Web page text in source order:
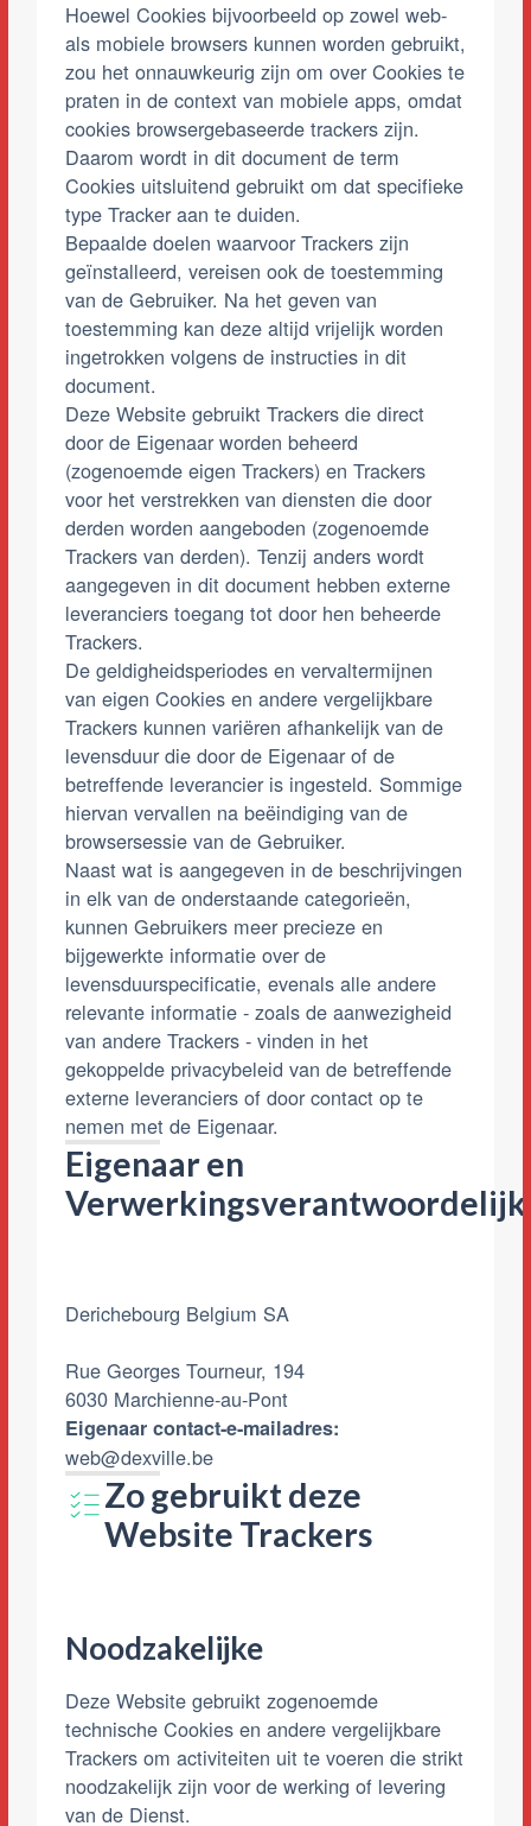
Hoewel Cookies bijvoorbeeld op zowel web-
als mobiele browsers kunnen worden gebruikt,
zou het onnauwkeurig zijn om over Cookies te
praten in de context van mobiele apps, omdat
cookies browsergebaseerde trackers zijn.
Daarom wordt in dit document de term
Cookies uitsluitend gebruikt om dat specifieke
type Tracker aan te duiden.
Bepaalde doelen waarvoor Trackers zijn
geïnstalleerd, vereisen ook de toestemming
van de Gebruiker. Na het geven van
toestemming kan deze altijd vrijelijk worden
ingetrokken volgens de instructies in dit
document.
Deze Website gebruikt Trackers die direct
door de Eigenaar worden beheerd
(zogenoemde eigen Trackers) en Trackers
voor het verstrekken van diensten die door
derden worden aangeboden (zogenoemde
Trackers van derden). Tenzij anders wordt
aangegeven in dit document hebben externe
leveranciers toegang tot door hen beheerde
Trackers.
De geldigheidsperiodes en vervaltermijnen
van eigen Cookies en andere vergelijkbare
Trackers kunnen variëren afhankelijk van de
levensduur die door de Eigenaar of de
betreffende leverancier is ingesteld. Sommige
hiervan vervallen na beëindiging van de
browsersessie van de Gebruiker.
Naast wat is aangegeven in de beschrijvingen
in elk van de onderstaande categorieën,
kunnen Gebruikers meer precieze en
bijgewerkte informatie over de
levensduurspecificatie, evenals alle andere
relevante informatie - zoals de aanwezigheid
van andere Trackers - vinden in het
gekoppelde privacybeleid van de betreffende
externe leveranciers of door contact op te
nemen met de Eigenaar.
Eigenaar en
Derichebourg Belgium SA
Rue Georges Tourneur, 194
6030 Marchienne-au-Pont
Eigenaar contact-e-mailadres:
web@dexville.be
Zo gebruikt deze
Website Trackers
Noodzakelijke
Deze Website gebruikt zogenoemde
technische Cookies en andere vergelijkbare
Trackers om activiteiten uit te voeren die strikt
noodzakelijk zijn voor de werking of levering
van de Dienst.